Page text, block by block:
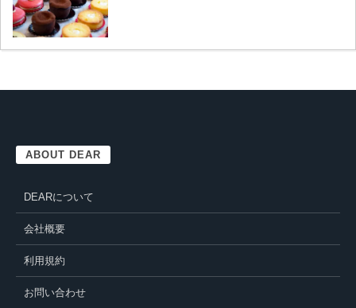
ABOUT DEAR
DEARについて
会社概要
利用規約
お問い合わせ